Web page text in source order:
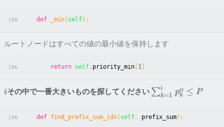
190 def _min( self):
ルートノードはすべての値の最小値を保持します
196 return self. priority_min 1
iその中で一番大きいものを探してください ∑k=1
i pk
α ≤ P
198 def find_prefix_sum_idx( self, prefix_sum):